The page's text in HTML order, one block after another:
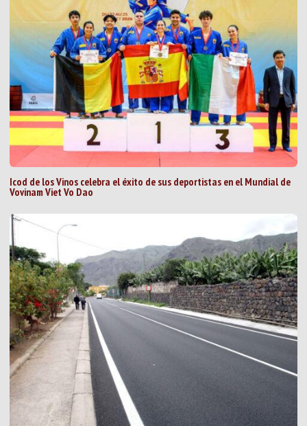
Icod de los Vinos celebra el éxito de sus deportistas en el Mundial de
Vovinam Viet Vo Dao